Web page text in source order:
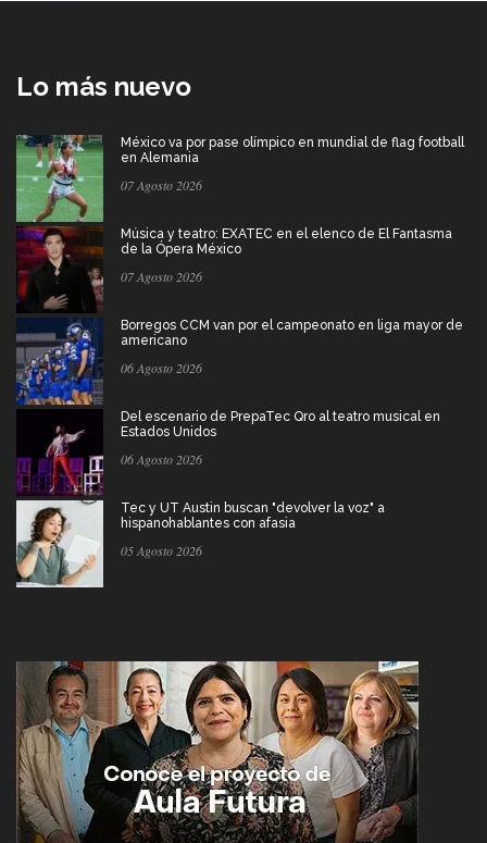
Lo más nuevo
México va por pase olímpico en mundial de flag football
en Alemania
07 Agosto 2026
Música y teatro: EXATEC en el elenco de El Fantasma
de la Ópera México
07 Agosto 2026
Borregos CCM van por el campeonato en liga mayor de
americano
06 Agosto 2026
Del escenario de PrepaTec Qro al teatro musical en
Estados Unidos
06 Agosto 2026
Tec y UT Austin buscan "devolver la voz" a
hispanohablantes con afasia
05 Agosto 2026